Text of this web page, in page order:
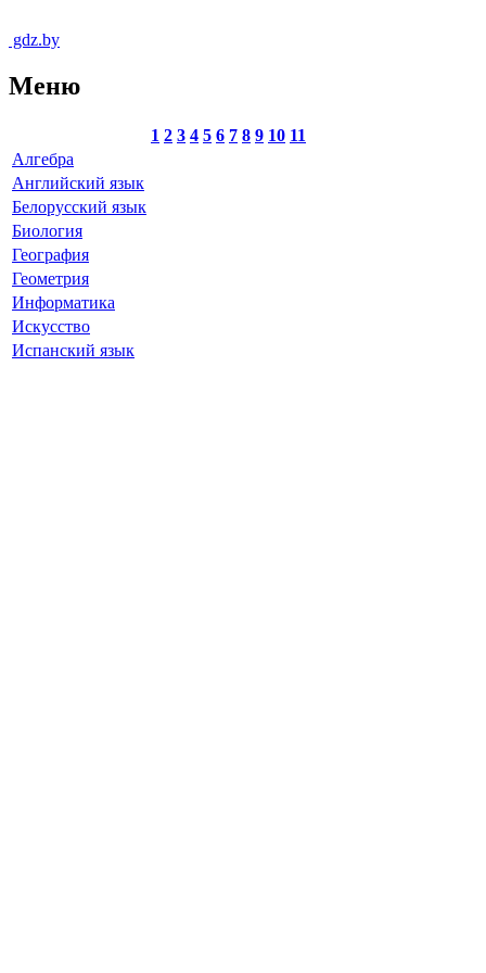
gdz.by
Меню
1 2 3 4 5 6 7 8 9 10 11
Алгебра
Английский язык
Белорусский язык
Биология
География
Геометрия
Информатика
Искусство
Испанский язык